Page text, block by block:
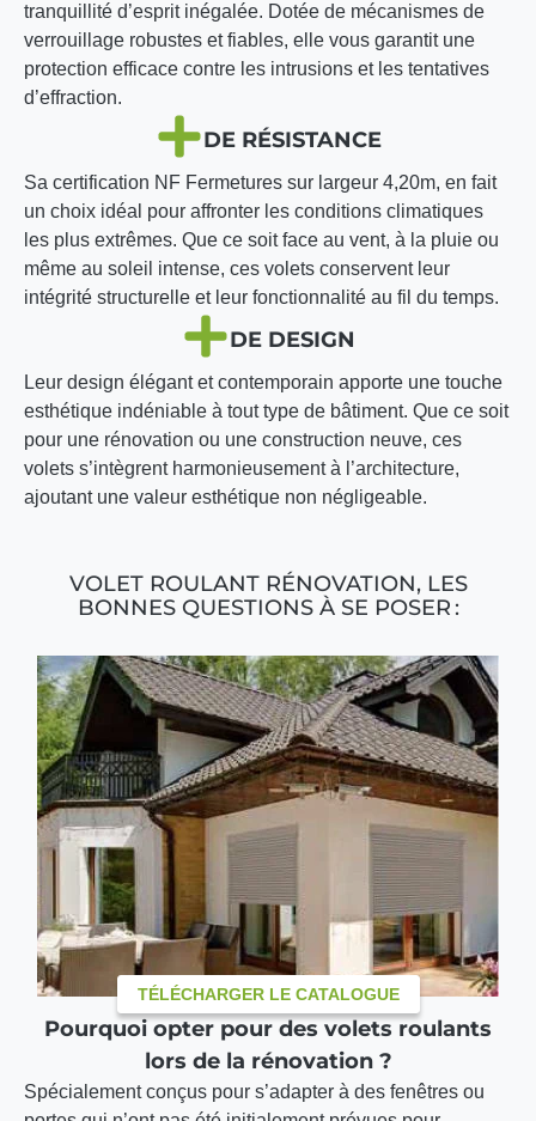
tranquillité d’esprit inégalée. Dotée de mécanismes de
verrouillage robustes et fiables, elle vous garantit une
protection efficace contre les intrusions et les tentatives
d’effraction.
DE RÉSISTANCE
Sa certification NF Fermetures sur largeur 4,20m, en fait
un choix idéal pour affronter les conditions climatiques
les plus extrêmes. Que ce soit face au vent, à la pluie ou
même au soleil intense, ces volets conservent leur
intégrité structurelle et leur fonctionnalité au fil du temps.
DE DESIGN
Leur design élégant et contemporain apporte une touche
esthétique indéniable à tout type de bâtiment. Que ce soit
pour une rénovation ou une construction neuve, ces
volets s’intègrent harmonieusement à l’architecture,
ajoutant une valeur esthétique non négligeable.
VOLET ROULANT RÉNOVATION, LES
BONNES QUESTIONS À SE POSER :
TÉLÉCHARGER LE CATALOGUE
Pourquoi opter pour des volets roulants
lors de la rénovation ?
Spécialement conçus pour s’adapter à des fenêtres ou